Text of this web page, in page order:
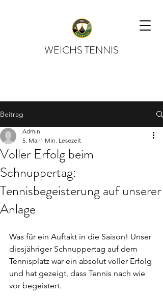
WEICHS TENNIS
Beitrag
Voller Erfolg beim
Schnuppertag:
Tennisbegeisterung auf unserer
Anlage
Admin
5. Mai 1 Min. Lesezeit
Was für ein Auftakt in die Saison! Unser
diesjähriger Schnuppertag auf dem
Tennisplatz war ein absolut voller Erfolg
und hat gezeigt, dass Tennis nach wie
vor begeistert.